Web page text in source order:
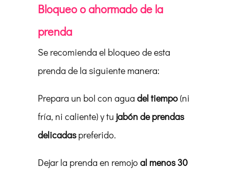
Bloqueo o ahormado de la
prenda
Se recomienda el bloqueo de esta
prenda de la siguiente manera:
Prepara un bol con agua del tiempo(ni
fría, ni caliente) y tu jabón de prendas
delicadaspreferido.
Dejar la prenda en remojo al menos 30